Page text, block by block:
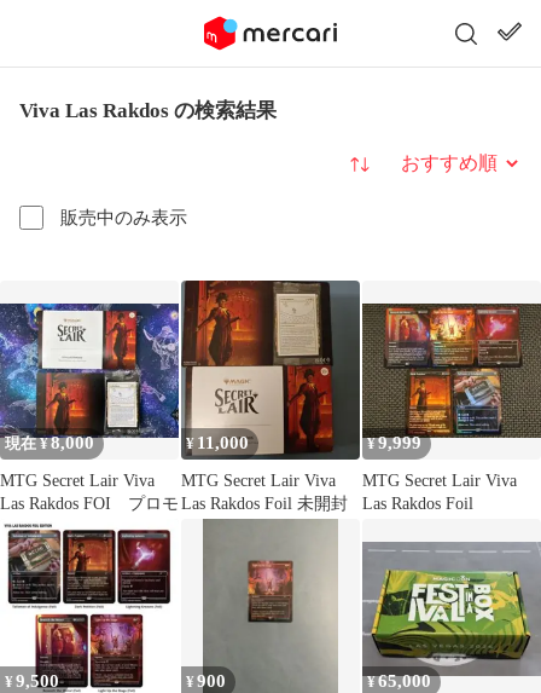
Viva Las Rakdos の検索結果
販売中のみ表示
並び替え
現在 ¥8,000
MTG Secret Lair Viva
Las Rakdos FOI プロモ
¥ 11,000
MTG Secret Lair Viva
Las Rakdos Foil 未開封
¥9,999
MTG Secret Lair Viva
Las Rakdos Foil
¥ 9,500 ¥900 ¥65,000